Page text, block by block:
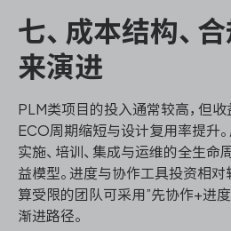
七、成本结构、
来演进
PLM类项目的投入通常较高，但收
ECO周期缩短与设计复用率提升
实施、培训、集成与运维的全生命
益模型。进度与协作工具投资相对
算受限的团队可采用”先协作+进
渐进路径。